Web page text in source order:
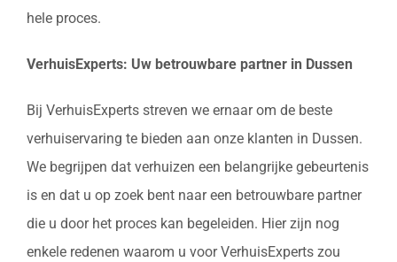
hele proces.
VerhuisExperts: Uw betrouwbare partner in Dussen
Bij VerhuisExperts streven we ernaar om de beste
verhuiservaring te bieden aan onze klanten in Dussen.
We begrijpen dat verhuizen een belangrijke gebeurtenis
is en dat u op zoek bent naar een betrouwbare partner
die u door het proces kan begeleiden. Hier zijn nog
enkele redenen waarom u voor VerhuisExperts zou